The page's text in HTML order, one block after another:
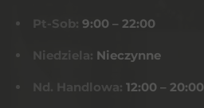
Pt-Sob: 9:00 – 22:00
Niedziela: Nieczynne
Nd. Handlowa: 12:00 – 20:00